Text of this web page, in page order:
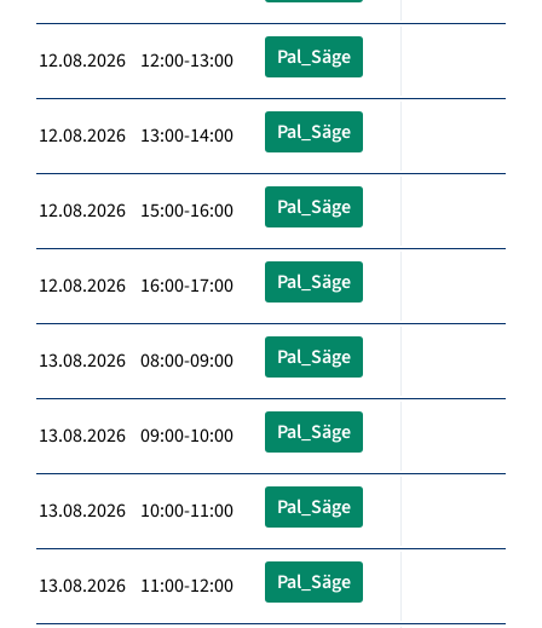
12.08.2026 12:00-13:00 Pal_Säge
12.08.2026 13:00-14:00 Pal_Säge
12.08.2026 15:00-16:00 Pal_Säge
12.08.2026 16:00-17:00 Pal_Säge
13.08.2026 08:00-09:00 Pal_Säge
13.08.2026 09:00-10:00 Pal_Säge
13.08.2026 10:00-11:00 Pal_Säge
13.08.2026 11:00-12:00 Pal_Säge